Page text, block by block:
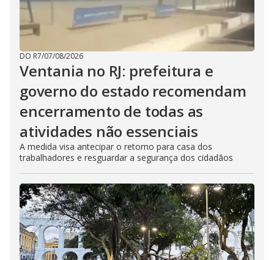
DO R7/07/08/2026
Ventania no RJ: prefeitura e
governo do estado recomendam
encerramento de todas as
atividades não essenciais
A medida visa antecipar o retorno para casa dos
trabalhadores e resguardar a segurança dos cidadãos